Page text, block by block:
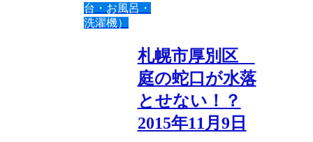
台・お風呂・
洗濯機）
札幌市厚別区
庭の蛇口が水落
とせない！？
2015年11月9日